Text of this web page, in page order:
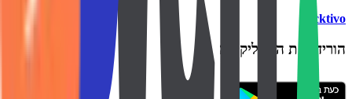
backtivo
הורידו את האפליקציה